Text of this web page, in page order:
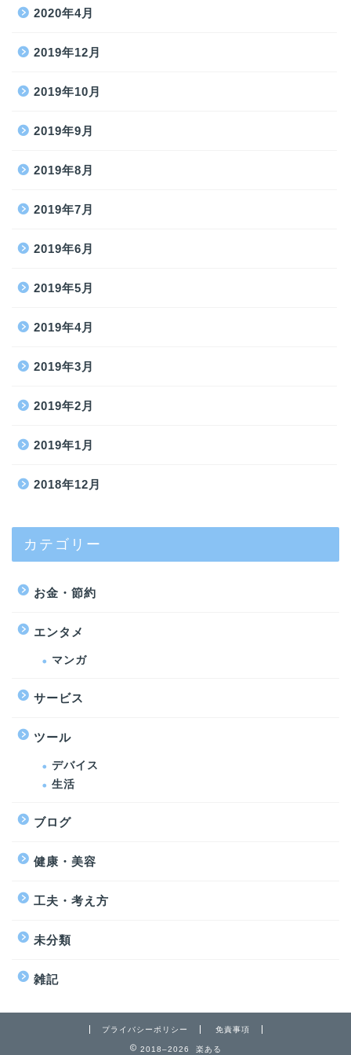
2020年4月
2019年12月
2019年10月
2019年9月
2019年8月
2019年7月
2019年6月
2019年5月
2019年4月
2019年3月
2019年2月
2019年1月
2018年12月
カテゴリー
お金・節約
エンタメ
マンガ
サービス
ツール
デバイス
生活
ブログ
健康・美容
工夫・考え方
未分類
雑記
プライバシーポリシー 免責事項
2018–2026 楽ある